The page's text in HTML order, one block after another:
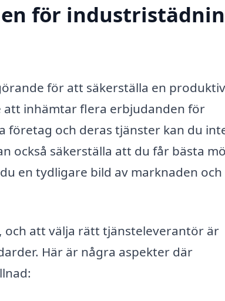
för
för att säkerställa en
att inhämtar flera erbjudanden för
företag och deras tjänster kan du
också säkerställa att du får bästa
en tydligare bild av marknaden och
att välja rätt tjänsteleverantör är
Här är några aspekter där